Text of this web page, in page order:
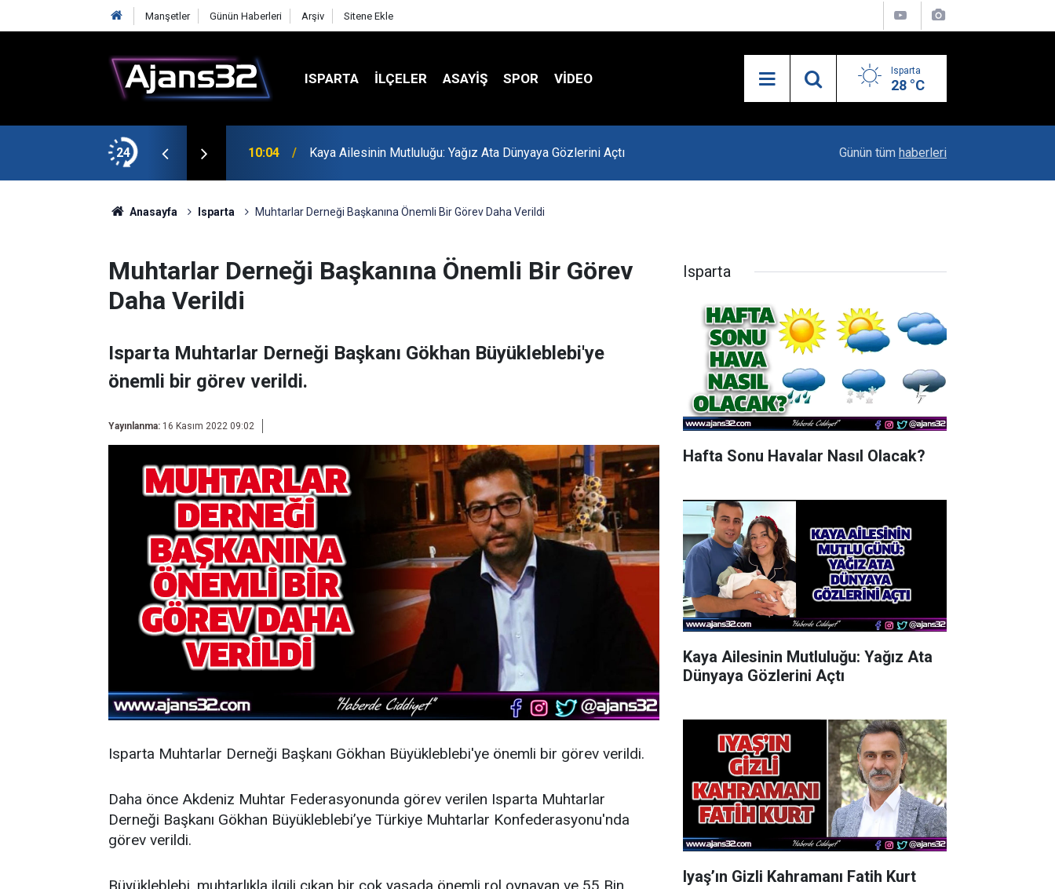
Manşetler Günün Haberleri Arşiv Sitene Ekle
ISPARTA İLÇELER ASAYİŞ SPOR VIDEO Isparta
28 °C
24 10:04 Kaya Ailesinin Mutluluğu: Yağız Ata Dünyaya Gözlerini Açtı Iyaş’ın Gizli Kahramanı Fatih Kurt
Günün tüm haberleri
Anasayfa Isparta Muhtarlar Derneği Başkanına Önemli Bir Görev Daha Verildi
Muhtarlar Derneği Başkanına Önemli Bir Görev
Daha Verildi
Isparta Muhtarlar Derneği Başkanı Gökhan Büyükleblebi'ye
önemli bir görev verildi.
Yayınlanma: 16 Kasım 2022 09:02
Isparta Muhtarlar Derneği Başkanı Gökhan Büyükleblebi'ye önemli bir görev verildi.
Daha önce Akdeniz Muhtar Federasyonunda görev verilen Isparta Muhtarlar
Derneği Başkanı Gökhan Büyükleblebi’ye Türkiye Muhtarlar Konfederasyonu'nda
görev verildi.
Isparta
Hafta Sonu Havalar Nasıl Olacak?
Kaya Ailesinin Mutluluğu: Yağız Ata
Dünyaya Gözlerini Açtı
Iyaş’ın Gizli Kahramanı Fatih Kurt